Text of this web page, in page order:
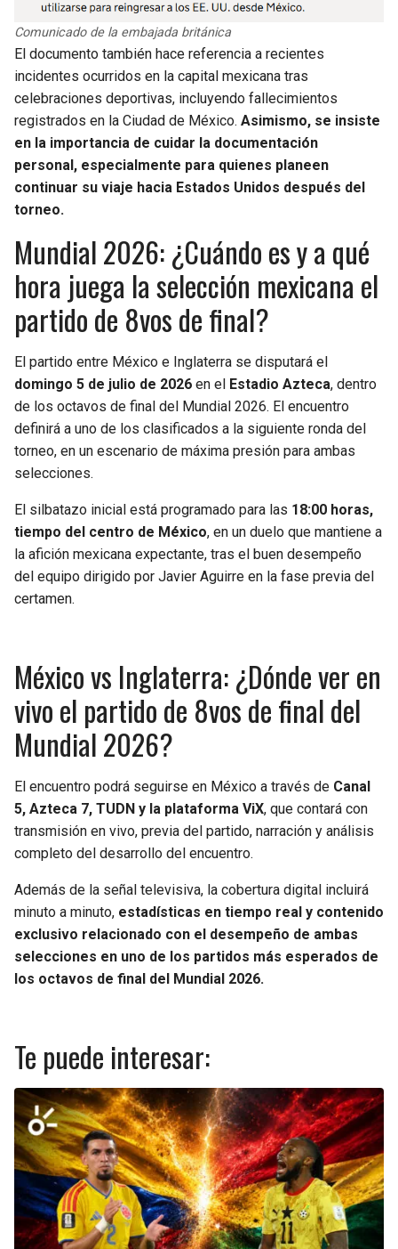
Comunicado de la embajada británica
El documento también hace referencia a recientes
incidentes ocurridos en la capital mexicana tras
celebraciones deportivas, incluyendo fallecimientos
registrados en la Ciudad de México. Asimismo, se insiste
en la importancia de cuidar la documentación
personal, especialmente para quienes planeen
continuar su viaje hacia Estados Unidos después del
torneo.
Mundial 2026: ¿Cuándo es y a qué
hora juega la selección mexicana el
partido de 8vos de final?
El partido entre México e Inglaterra se disputará el
domingo 5 de julio de 2026 en el Estadio Azteca, dentro
de los octavos de final del Mundial 2026. El encuentro
definirá a uno de los clasificados a la siguiente ronda del
torneo, en un escenario de máxima presión para ambas
selecciones.
El silbatazo inicial está programado para las 18:00 horas,
tiempo del centro de México, en un duelo que mantiene a
la afición mexicana expectante, tras el buen desempeño
del equipo dirigido por Javier Aguirre en la fase previa del
certamen.
México vs Inglaterra: ¿Dónde ver en
vivo el partido de 8vos de final del
Mundial 2026?
El encuentro podrá seguirse en México a través de Canal
5, Azteca 7, TUDN y la plataforma ViX, que contará con
transmisión en vivo, previa del partido, narración y análisis
completo del desarrollo del encuentro.
Además de la señal televisiva, la cobertura digital incluirá
minuto a minuto, estadísticas en tiempo real y contenido
exclusivo relacionado con el desempeño de ambas
selecciones en uno de los partidos más esperados de
los octavos de final del Mundial 2026.
Te puede interesar: